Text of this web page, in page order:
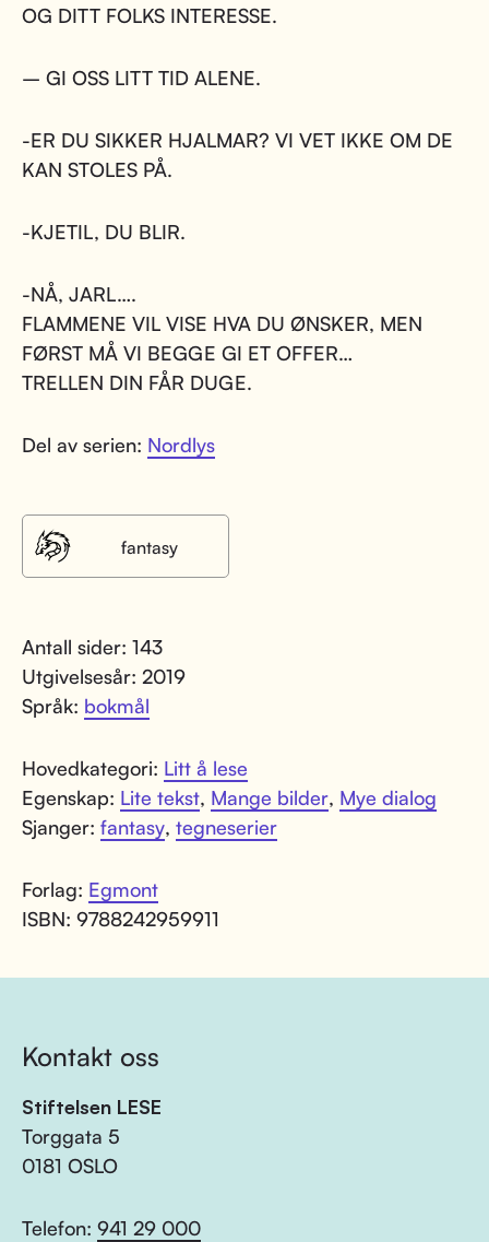
OG DITT FOLKS INTERESSE.
– GI OSS LITT TID ALENE.
-ER DU SIKKER HJALMAR? VI VET IKKE OM DE
KAN STOLES PÅ.
-KJETIL, DU BLIR.
-NÅ, JARL….
FLAMMENE VIL VISE HVA DU ØNSKER, MEN
FØRST MÅ VI BEGGE GI ET OFFER…
TRELLEN DIN FÅR DUGE.
Del av serien: Nordlys
fantasy
Antall sider: 143
Utgivelsesår: 2019
Språk: bokmål
Hovedkategori: Litt å lese
Egenskap: Lite tekst, Mange bilder, Mye dialog
Sjanger: fantasy, tegneserier
Forlag: Egmont
ISBN: 9788242959911
Kontakt oss
Stiftelsen LESE
Torggata 5
0181 OSLO
Telefon: 941 29 000